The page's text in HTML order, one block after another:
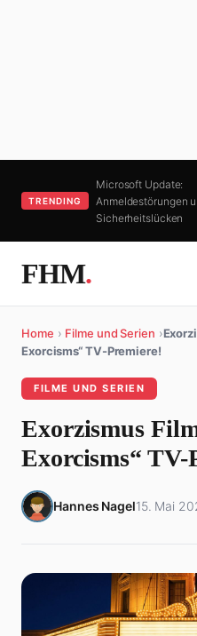
TRENDING
Microsoft Update:
Anmeldestörungen
Sicherheitslücken
FHM.
Home › Filme und Serien ›
Exorcisms“ TV-Premiere!
FILME UND SERIEN
Exorzismus
Exorcisms“ TV-
Hannes Nagel15. Mai